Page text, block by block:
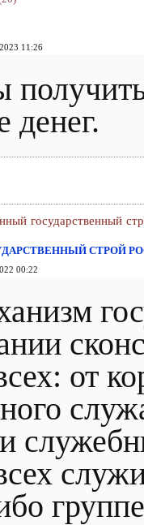
11:26
денег.
государственный
СТРОЙ
00:22
от